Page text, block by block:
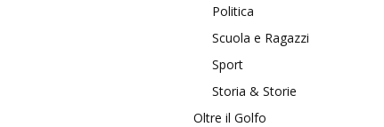
Politica
Scuola e Ragazzi
Sport
Storia & Storie
Oltre il Golfo